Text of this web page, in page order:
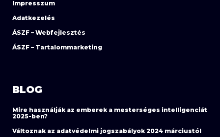
Impresszum
Adatkezelés
ÁSZF – Webfejlesztés
ÁSZF – Tartalommarketing
BLOG
Mire használják az emberek a mesterséges intelligenciát
2025-ben?
Változnak az adatvédelmi jogszabályok 2024 márciustól